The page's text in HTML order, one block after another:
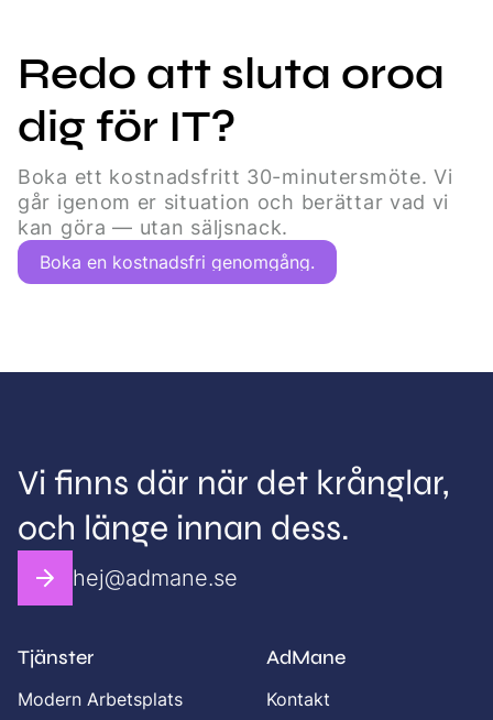
Redo att sluta oroa
dig för IT?
Boka ett kostnadsfritt 30-minutersmöte. Vi
går igenom er situation och berättar vad vi
kan göra — utan säljsnack.
Boka en kostnadsfri genomgång.
Vi finns där när det krånglar,
och länge innan dess.
hej@admane.se
Tjänster
Modern Arbetsplats
AdMane
Kontakt